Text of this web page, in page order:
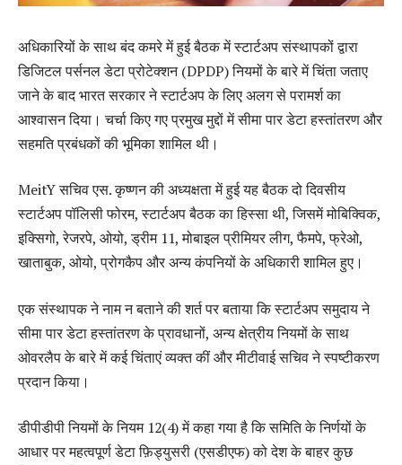
अधिकारियों के साथ बंद कमरे में हुई बैठक में स्टार्टअप संस्थापकों द्वारा
डिजिटल पर्सनल डेटा प्रोटेक्शन (DPDP) नियमों के बारे में चिंता जताए
जाने के बाद भारत सरकार ने स्टार्टअप के लिए अलग से परामर्श का
आश्वासन दिया। चर्चा किए गए प्रमुख मुद्दों में सीमा पार डेटा हस्तांतरण और
सहमति प्रबंधकों की भूमिका शामिल थी।
MeitY सचिव एस. कृष्णन की अध्यक्षता में हुई यह बैठक दो दिवसीय
स्टार्टअप पॉलिसी फोरम, स्टार्टअप बैठक का हिस्सा थी, जिसमें मोबिक्विक,
इक्सिगो, रेजरपे, ओयो, ड्रीम 11, मोबाइल प्रीमियर लीग, फैमपे, फ्रेओ,
खाताबुक, ओयो, प्रोगकैप और अन्य कंपनियों के अधिकारी शामिल हुए।
एक संस्थापक ने नाम न बताने की शर्त पर बताया कि स्टार्टअप समुदाय ने
सीमा पार डेटा हस्तांतरण के प्रावधानों, अन्य क्षेत्रीय नियमों के साथ
ओवरलैप के बारे में कई चिंताएं व्यक्त कीं और मीटीवाई सचिव ने स्पष्टीकरण
प्रदान किया।
डीपीडीपी नियमों के नियम 12(4) में कहा गया है कि समिति के निर्णयों के
आधार पर महत्वपूर्ण डेटा फ़िड्युसरी (एसडीएफ) को देश के बाहर कुछ